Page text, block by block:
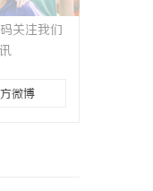
关注我们
微博